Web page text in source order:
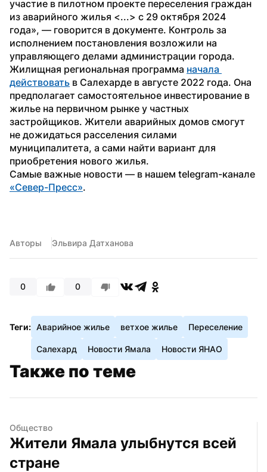
участие в пилотном проекте переселения граждан
из аварийного жилья <...> с 29 октября 2024
года», — говорится в документе. Контроль за
исполнением постановления возложили на
управляющего делами администрации города.
Жилищная региональная программа начала
действовать в Салехарде в августе 2022 года. Она
предполагает самостоятельное инвестирование в
жилье на первичном рынке у частных
застройщиков. Жители аварийных домов смогут
не дожидаться расселения силами
муниципалитета, а сами найти вариант для
приобретения нового жилья.
«Север-Пресс».
Авторы Эльвира Датханова
0 0
Теги: Аварийное жилье ветхое жилье Переселение
Салехард Новости Ямала Новости ЯНАО
Также по теме
Общество
Жители Ямала улыбнутся всей
стране